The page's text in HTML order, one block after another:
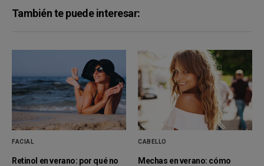
También te puede interesar:
FACIAL
Retinol en verano: por qué no
CABELLO
Mechas en verano: cómo